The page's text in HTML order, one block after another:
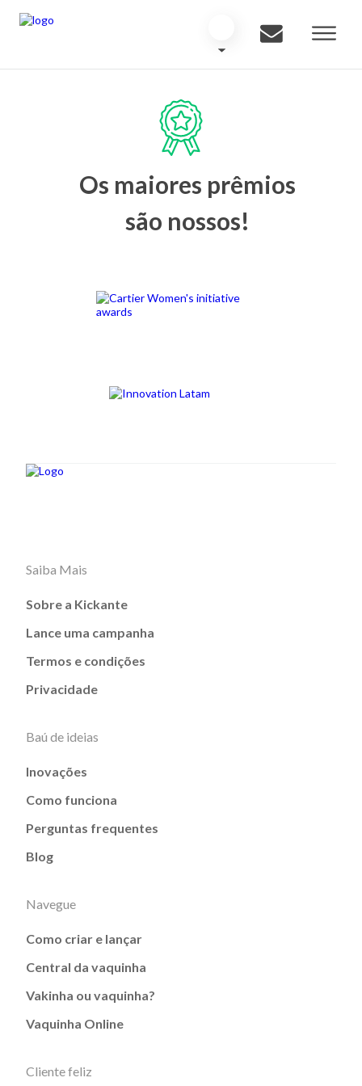
Os maiores prêmios
são nossos!
Saiba Mais
Sobre a Kickante
Lance uma campanha
Termos e condições
Privacidade
Baú de ideias
Inovações
Como funciona
Perguntas frequentes
Blog
Navegue
Como criar e lançar
Central da vaquinha
Vakinha ou vaquinha?
Vaquinha Online
Cliente feliz